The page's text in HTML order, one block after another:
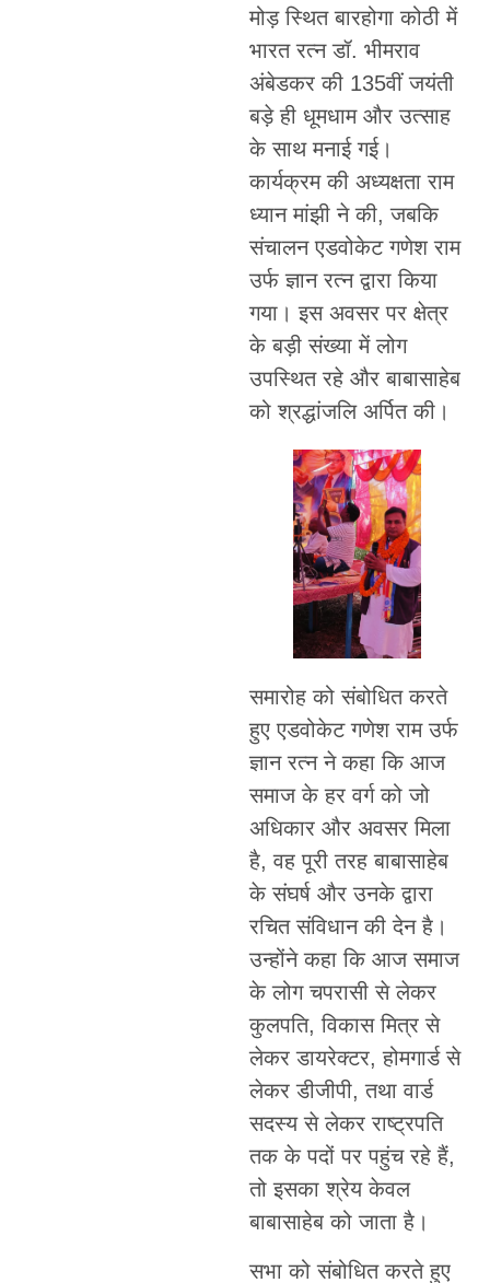
मोड़ स्थित बारहोगा कोठी में
भारत रत्न डॉ. भीमराव
अंबेडकर की 135वीं जयंती
बड़े ही धूमधाम और उत्साह
के साथ मनाई गई।
कार्यक्रम की अध्यक्षता राम
ध्यान मांझी ने की, जबकि
संचालन एडवोकेट गणेश राम
उर्फ ज्ञान रत्न द्वारा किया
गया। इस अवसर पर क्षेत्र
के बड़ी संख्या में लोग
उपस्थित रहे और बाबासाहेब
को श्रद्धांजलि अर्पित की।
समारोह को संबोधित करते
हुए एडवोकेट गणेश राम उर्फ
ज्ञान रत्न ने कहा कि आज
समाज के हर वर्ग को जो
अधिकार और अवसर मिला
है, वह पूरी तरह बाबासाहेब
के संघर्ष और उनके द्वारा
रचित संविधान की देन है।
उन्होंने कहा कि आज समाज
के लोग चपरासी से लेकर
कुलपति, विकास मित्र से
लेकर डायरेक्टर, होमगार्ड से
लेकर डीजीपी, तथा वार्ड
सदस्य से लेकर राष्ट्रपति
तक के पदों पर पहुंच रहे हैं,
तो इसका श्रेय केवल
बाबासाहेब को जाता है।
सभा को संबोधित करते हुए